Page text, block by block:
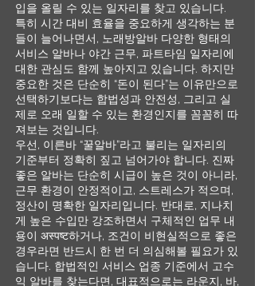
입을 올릴 수 있는 일자리를 찾고 있습니다.
특히 시간 대비 효율을 중요하게 생각하는 분
들이 늘어나면서, 노래방알바 다양한 형태의
서비스 알바나 야간 근무, 파트타임 일자리에
대한 관심도 함께 높아지고 있습니다. 하지만
중요한 것은 단순히 “돈이 된다”는 이유만으로
선택하기보다는 합법성과 안전성, 그리고 실
제로 오래 일할 수 있는 환경인지를 꼼꼼히 따
져보는 것입니다.
우선, 이른바 “꿀알바”라고 불리는 일자리의
기준부터 정확히 짚고 넘어가야 합니다. 진짜
좋은 알바는 단순히 시급이 높은 것이 아니라,
근무 환경이 안정적이고, 스트레스가 적으며,
정산이 명확한 일자리입니다. 반대로, 지나치
게 높은 수입만 강조하면서 구체적인 업무 내
용이 अस्पष्ट하거나, 조건이 비현실적으로 좋은
경우라면 반드시 한 번 더 의심해볼 필요가 있
습니다. 합법적인 서비스 업종 기준에서 고수
익 알바를 찾는다면, 대표적으로는 라운지, 바,